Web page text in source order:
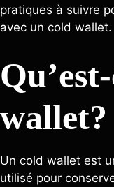
pratiques à suivre
avec un cold wallet.
wallet?
Un cold wallet est
utilisé pour